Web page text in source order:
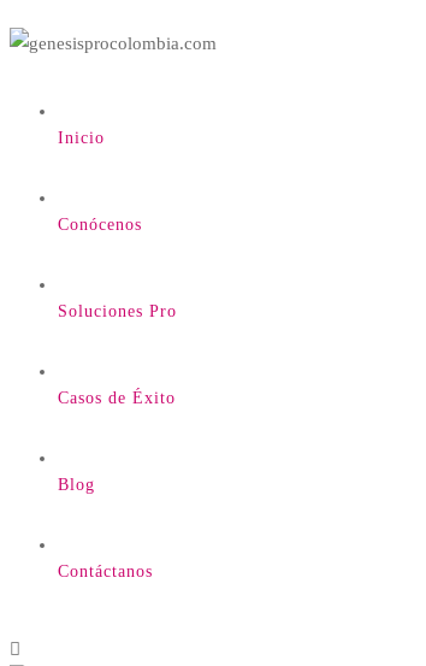
Inicio
Conócenos
Soluciones Pro
Casos de Éxito
Blog
Contáctanos